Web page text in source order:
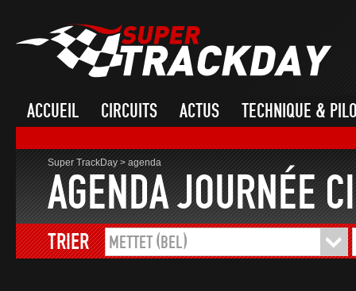
ACCUEIL CIRCUITS ACTUS TECHNIQUE &
Super TrackDay>agenda
AGENDA JOURNÉE
TRIER METTET (BEL)